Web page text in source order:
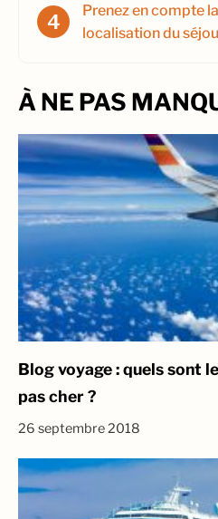
Prenez en compte
localisation du
À NE PAS
Blog voyage : quels sont
pas cher ?
26 septembre 2018